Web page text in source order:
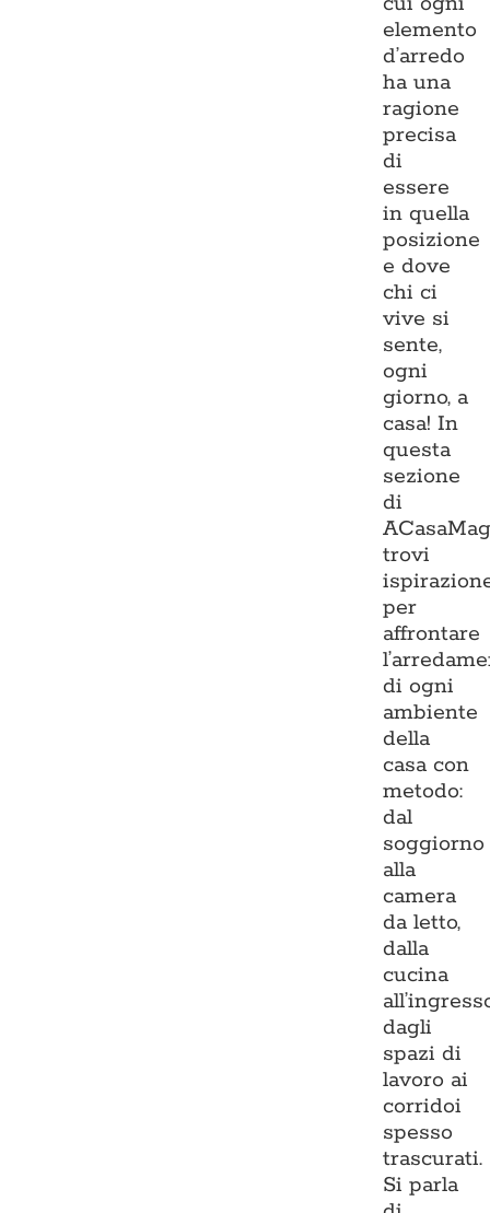
elemento
d’arredo
ha una
ragione
precisa
di
essere
in quella
posizione
e dove
chi ci
vive si
sente,
ogni
giorno, a
casa! In
questa
sezione
di
trovi
per
affrontare
di ogni
ambiente
della
casa con
metodo:
dal
soggiorno
alla
camera
da letto,
dalla
cucina
dagli
spazi di
lavoro ai
corridoi
spesso
trascurati.
Si parla